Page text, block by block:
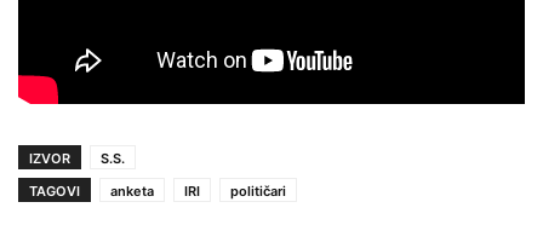
IZVOR
S.S.
TAGOVI
anketa IRI političari